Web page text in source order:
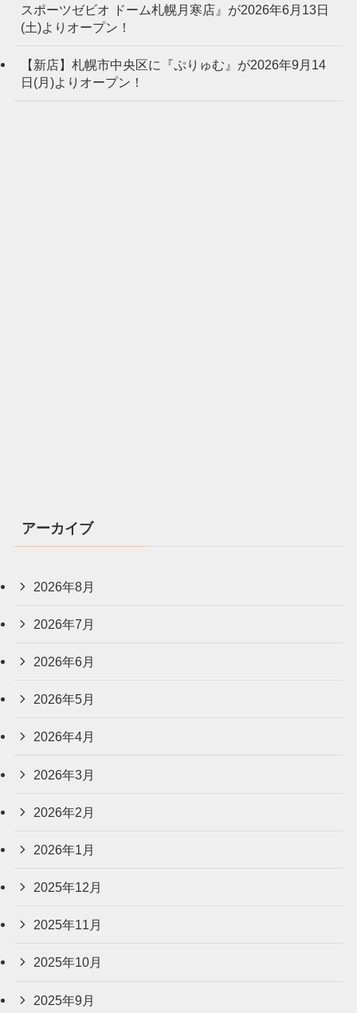
スポーツゼビオ ドーム札幌月寒店』が2026年6月13日
(土)よりオープン！
【新店】札幌市中央区に『ぷりゅむ』が2026年9月14
日(月)よりオープン！
アーカイブ
2026年8月
2026年7月
2026年6月
2026年5月
2026年4月
2026年3月
2026年2月
2026年1月
2025年12月
2025年11月
2025年10月
2025年9月